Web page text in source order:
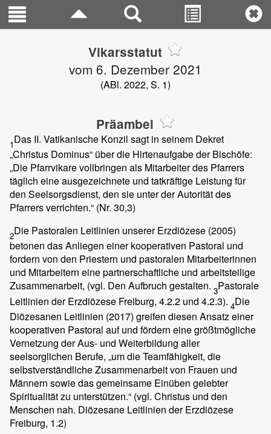
Vikarsstatut
vom 6. Dezember 2021
(ABl. 2022, S. 1)
Präambel
1Das II. Vatikanische Konzil sagt in seinem Dekret
„Christus Dominus“ über die Hirtenaufgabe der Bischöfe:
„Die Pfarrvikare vollbringen als Mitarbeiter des Pfarrers
täglich eine ausgezeichnete und tatkräftige Leistung für
den Seelsorgsdienst, den sie unter der Autorität des
Pfarrers verrichten.“ (Nr. 30,3)
2Die Pastoralen Leitlinien unserer Erzdiözese (2005)
betonen das Anliegen einer kooperativen Pastoral und
fordern von den Priestern und pastoralen Mitarbeiterinnen
und Mitarbeitern eine partnerschaftliche und arbeitsteilige
Zusammenarbeit, (vgl. Den Aufbruch gestalten. 3Pastorale
Leitlinien der Erzdiözese Freiburg, 4.2.2 und 4.2.3). 4Die
Diözesanen Leitlinien (2017) greifen diesen Ansatz einer
kooperativen Pastoral auf und fördern eine größtmögliche
Vernetzung der Aus- und Weiterbildung aller
seelsorglichen Berufe, „um die Teamfähigkeit, die
selbstverständliche Zusammenarbeit von Frauen und
Männern sowie das gemeinsame Einüben gelebter
Spiritualität zu unterstützen.“ (vgl. Christus und den
Menschen nah. Diözesane Leitlinien der Erzdiözese
Freiburg, 1.2)